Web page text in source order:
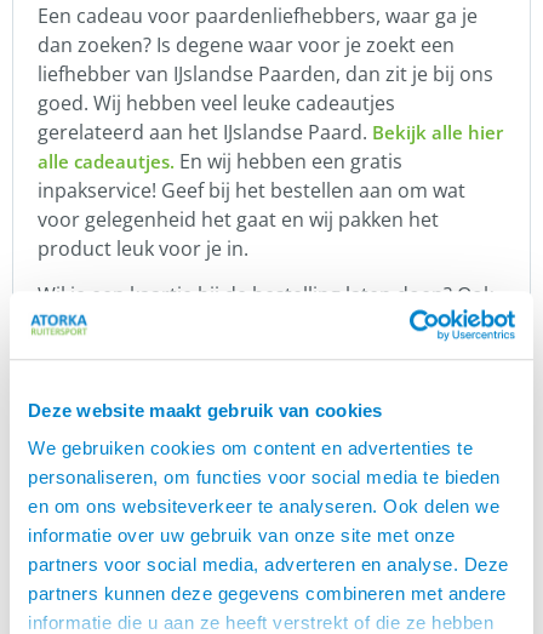
Deze website maakt gebruik van cookies
We gebruiken cookies om content en advertenties te
personaliseren, om functies voor social media te bieden
en om ons websiteverkeer te analyseren. Ook delen we
informatie over uw gebruik van onze site met onze
partners voor social media, adverteren en analyse. Deze
partners kunnen deze gegevens combineren met andere
informatie die u aan ze heeft verstrekt of die ze hebben
Een cadeau voor paardenliefhebbers, waar ga je
dan zoeken? Is degene waar voor je zoekt een
liefhebber van IJslandse Paarden, dan zit je bij ons
goed. Wij hebben veel leuke cadeautjes
gerelateerd aan het IJslandse Paard. Bekijk alle hier
alle cadeautjes. En wij hebben een gratis
inpakservice! Geef bij het bestellen aan om wat
voor gelegenheid het gaat en wij pakken het
product leuk voor je in.
Wil je een kaartje bij de bestelling laten doen? Ook
dat kan natuurlijk. Je kunt zelfs het pakketje op een
ander adres laten bezorgen en zo iemand
Karlslund
Karlslundis een Deens merk wat een grote
verscheidenheid aan zeer populaire producten
levert voor IJslandse paarden. Zij hebben een
geweldige collectie rijkleding. Denk hierbij aan
jodhpur rijbroeken, schoenen, jassen, vesten,
handschoenen en t-shirts. Daarnaast heeft dit